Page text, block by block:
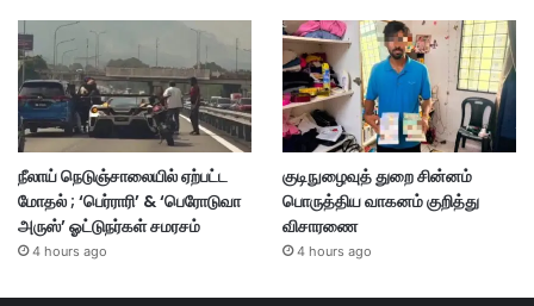
நீலாய் நெடுஞ்சாலையில் ஏற்பட்ட
மோதல் ; ‘பெர்ராரி’ & ‘பெரோடுவா
அருஸ்’ ஓட்டுநர்கள் சமரசம்
4 hours ago
குடிநுழைவுத் துறை சின்னம்
பொருத்திய வாகனம் குறித்து
விசாரணை
4 hours ago